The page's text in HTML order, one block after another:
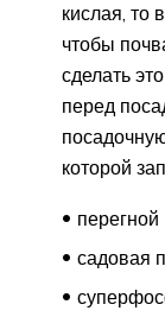
кислая, то
чтобы
сделать
перед
которой
перегной
садовая